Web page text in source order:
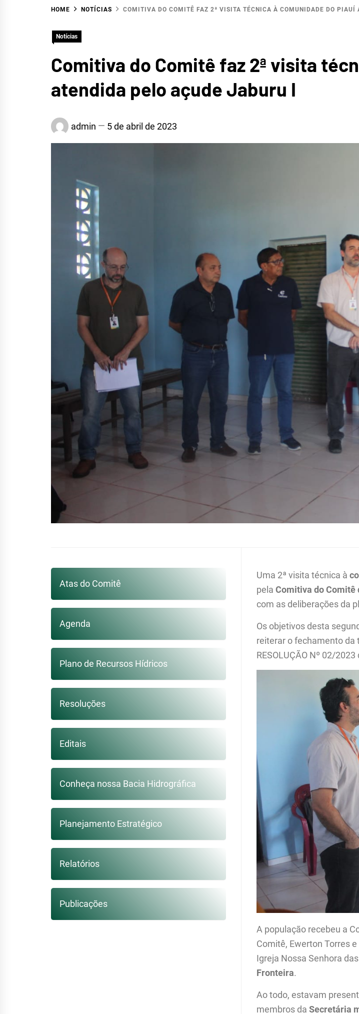
SERRA
HOME NOTÍCIAS COMITIVA DO COMITÊ FAZ 2ª VISITA TÉCNICA À COMUNIDADE DO PIAUÍ
Notícias
Comitiva do Comitê faz 2ª visita
atendida pelo açude Jaburu I
admin 5 de abril de 2023
Uma 2ª visita técnica à
pelaComitiva do Comitê
com as deliberações da
Os objetivos desta
reiterar o fechamento da
RESOLUÇÃO Nº 02/2023
A população recebeu a
Comitê, Ewerton Torres
Igreja Nossa Senhora
Fronteira.
Ao todo, estavam
membros daSecretária
Atas do Comitê
Agenda
Plano de Recursos Hídricos
Resoluções
Editais
Conheça nossa Bacia Hidrográfica
Planejamento Estratégico
Relatórios
Publicações